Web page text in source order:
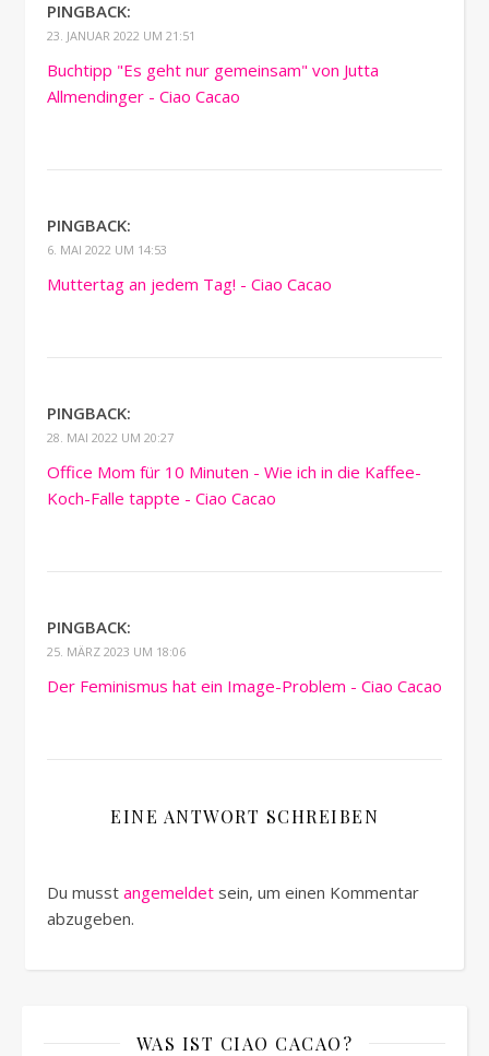
PINGBACK:
23. JANUAR 2022 UM 21:51
Buchtipp "Es geht nur gemeinsam" von Jutta
Allmendinger - Ciao Cacao
PINGBACK:
6. MAI 2022 UM 14:53
Muttertag an jedem Tag! - Ciao Cacao
PINGBACK:
28. MAI 2022 UM 20:27
Office Mom für 10 Minuten - Wie ich in die Kaffee-
Koch-Falle tappte - Ciao Cacao
PINGBACK:
25. MÄRZ 2023 UM 18:06
Der Feminismus hat ein Image-Problem - Ciao Cacao
EINE ANTWORT SCHREIBEN
Du musst angemeldet sein, um einen Kommentar
abzugeben.
WAS IST CIAO CACAO?